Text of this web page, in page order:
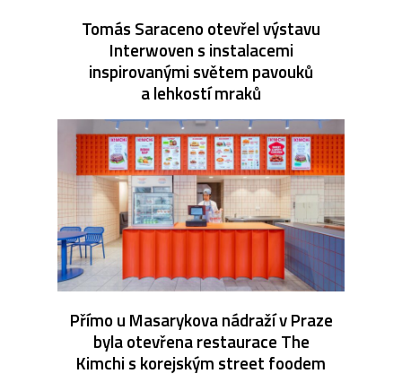
Tomás Saraceno otevřel výstavu
Interwoven s instalacemi
inspirovanými světem pavouků
a lehkostí mraků
Přímo u Masarykova nádraží v Praze
byla otevřena restaurace The
Kimchi s korejským street foodem